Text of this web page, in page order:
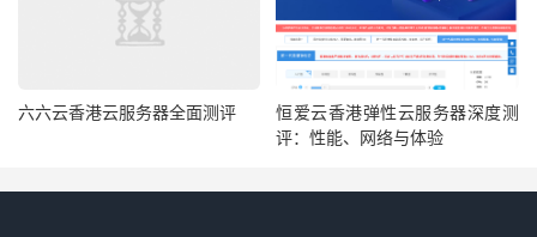
六六云香港云服务器全面测评
恒爱云香港弹性云服务器深度测
评：性能、网络与体验